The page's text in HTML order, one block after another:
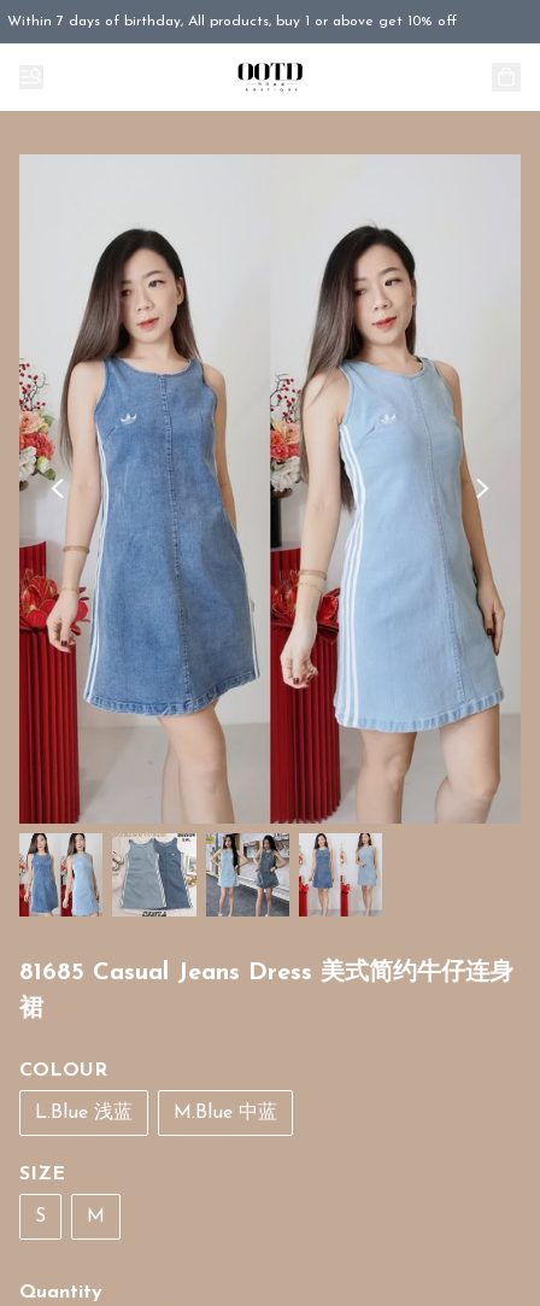
Within 7 days of birthday, All products, buy 1 or above get 10% off
81685 Casual Jeans Dress 美式简约牛仔连身
裙
COLOUR
L.Blue 浅蓝 M.Blue 中蓝
SIZE
S M
Quantity